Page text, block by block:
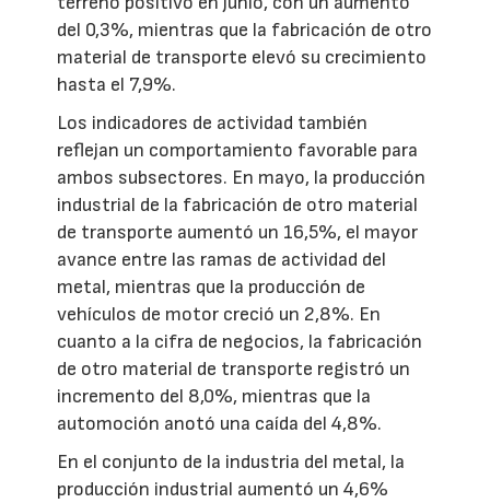
del 0,3%, mientras que la fabricación de otro
material de transporte elevó su crecimiento
hasta el 7,9%.
Los indicadores de actividad también
reflejan un comportamiento favorable para
ambos subsectores. En mayo, la producción
industrial de la fabricación de otro material
de transporte aumentó un 16,5%, el mayor
avance entre las ramas de actividad del
metal, mientras que la producción de
vehículos de motor creció un 2,8%. En
cuanto a la cifra de negocios, la fabricación
de otro material de transporte registró un
incremento del 8,0%, mientras que la
automoción anotó una caída del 4,8%.
En el conjunto de la industria del metal, la
producción industrial aumentó un 4,6%